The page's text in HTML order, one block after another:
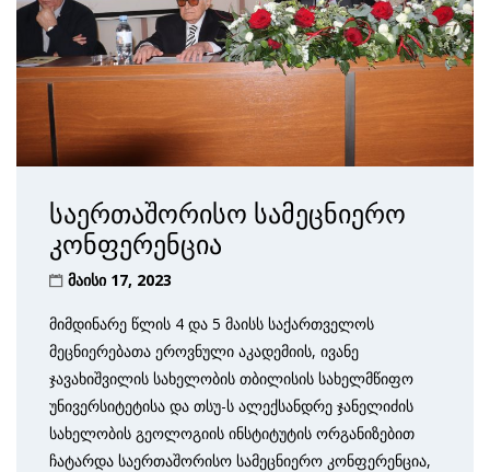
საერთაშორისო სამეცნიერო
კონფერენცია
მაისი 17, 2023
მიმდინარე წლის 4 და 5 მაისს საქართველოს
მეცნიერებათა ეროვნული აკადემიის, ივანე
ჯავახიშვილის სახელობის თბილისის სახელმწიფო
უნივერსიტეტისა და თსუ-ს ალექსანდრე ჯანელიძის
სახელობის გეოლოგიის ინსტიტუტის ორგანიზებით
ჩატარდა საერთაშორისო სამეცნიერო კონფერენცია,